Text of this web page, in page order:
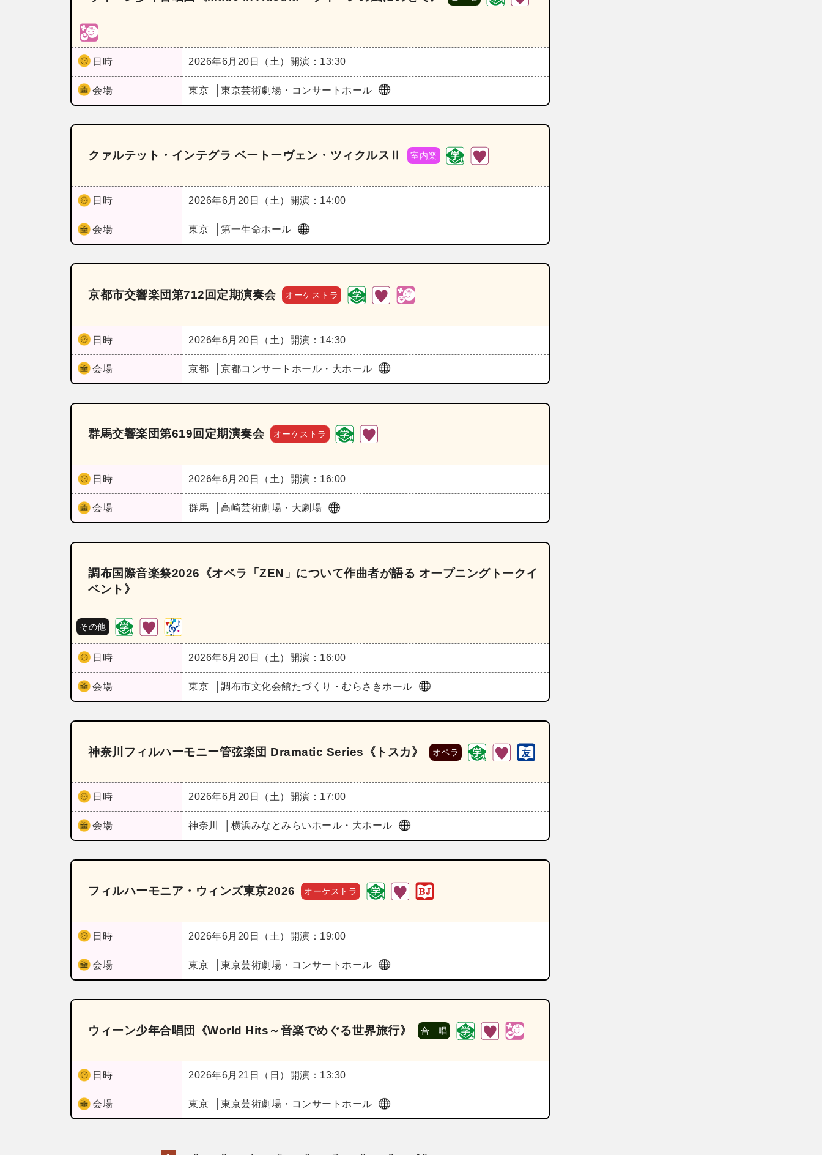
日時 2026年6月20日（土） 開演：13:30
会場 東京 東京芸術劇場・コンサートホール
クァルテット・インテグラ ベートーヴェン・ツィクルスⅡ 室内楽
日時 2026年6月20日（土） 開演：14:00
会場 東京 第一生命ホール
京都市交響楽団第712回定期演奏会 オーケストラ
日時 2026年6月20日（土） 開演：14:30
会場 京都 京都コンサートホール・大ホール
群馬交響楽団第619回定期演奏会 オーケストラ
日時 2026年6月20日（土） 開演：16:00
会場 群馬 高崎芸術劇場・大劇場
調布国際音楽祭2026《オペラ「ZEN」について作曲者が語る オープニングトークイ
ベント》
その他
日時 2026年6月20日（土） 開演：16:00
会場 東京 調布市文化会館たづくり・むらさきホール
神奈川フィルハーモニー管弦楽団 Dramatic Series《トスカ》 オペラ
日時 2026年6月20日（土） 開演：17:00
会場 神奈川 横浜みなとみらいホール・大ホール
フィルハーモニア・ウィンズ東京2026 オーケストラ
日時 2026年6月20日（土） 開演：19:00
会場 東京 東京芸術劇場・コンサートホール
ウィーン少年合唱団《World Hits～音楽でめぐる世界旅行》 合 唱
日時 2026年6月21日（日） 開演：13:30
会場 東京 東京芸術劇場・コンサートホール